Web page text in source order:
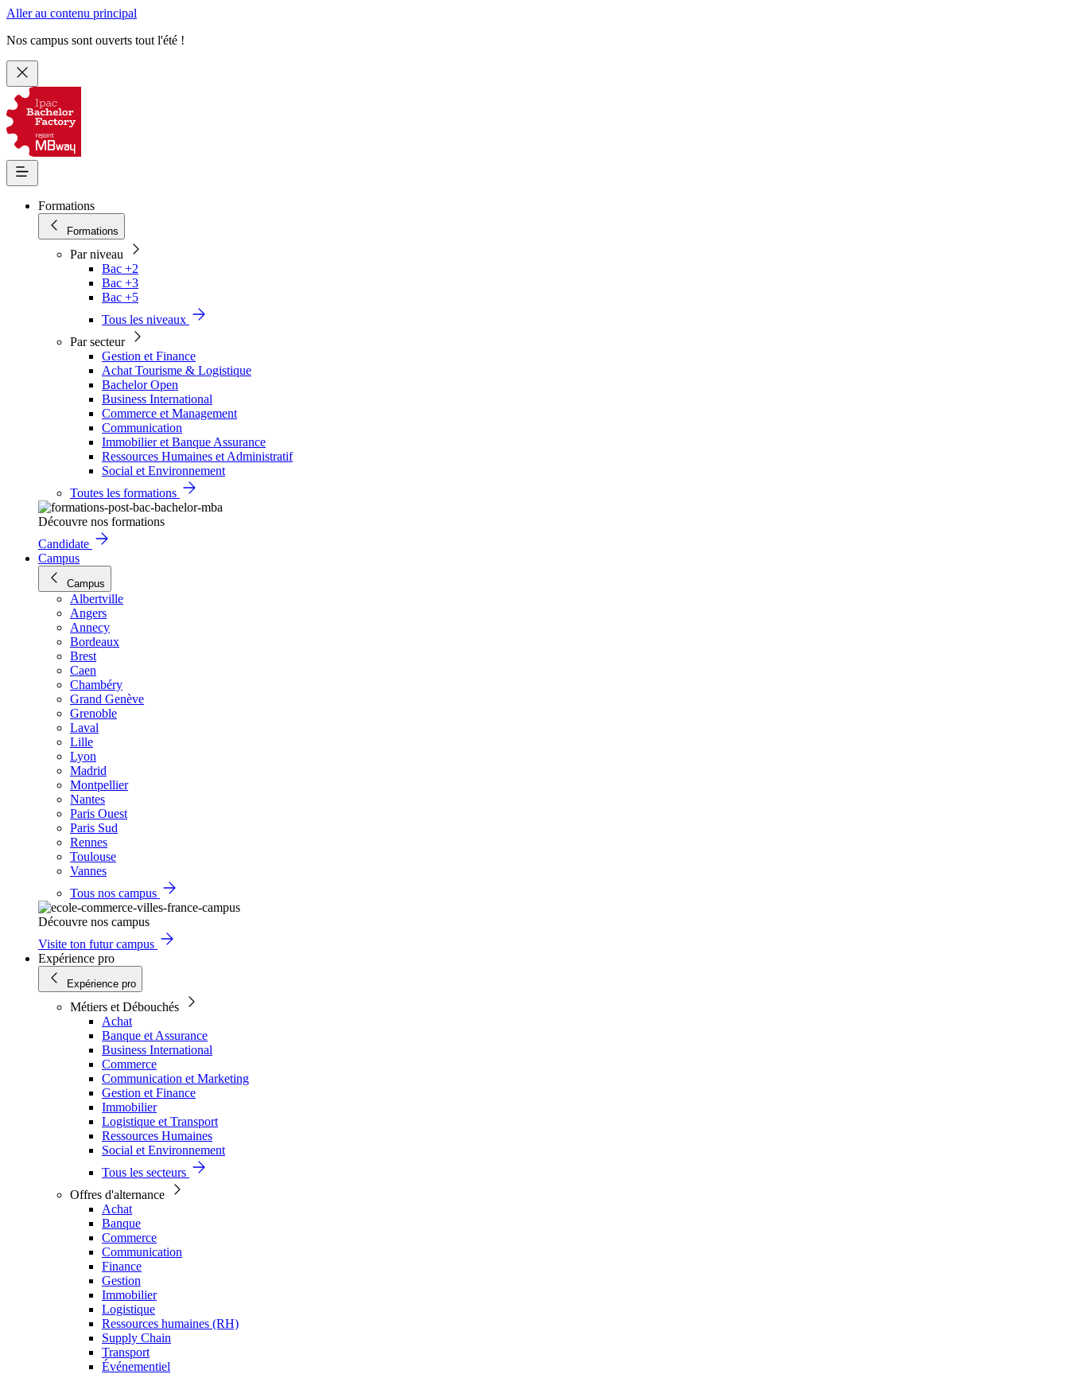
Aller au contenu principal
Nos campus sont ouverts tout l'été !
Formations
Formations
Par niveau
Bac +2
Bac +3
Bac +5
Tous les niveaux
Par secteur
Gestion et Finance
Achat Tourisme & Logistique
Bachelor Open
Business International
Commerce et Management
Communication
Immobilier et Banque Assurance
Ressources Humaines et Administratif
Social et Environnement
Toutes les formations
Découvre nos formations
Candidate
Campus
Campus
Albertville
Angers
Annecy
Bordeaux
Brest
Caen
Chambéry
Grand Genève
Grenoble
Laval
Lille
Lyon
Madrid
Montpellier
Nantes
Paris Ouest
Paris Sud
Rennes
Toulouse
Vannes
Tous nos campus
Découvre nos campus
Visite ton futur campus
Expérience pro
Expérience pro
Métiers et Débouchés
Achat
Banque et Assurance
Business International
Commerce
Communication et Marketing
Gestion et Finance
Immobilier
Logistique et Transport
Ressources Humaines
Social et Environnement
Tous les secteurs
Offres d'alternance
Achat
Banque
Commerce
Communication
Finance
Gestion
Immobilier
Logistique
Ressources humaines (RH)
Supply Chain
Transport
Événementiel